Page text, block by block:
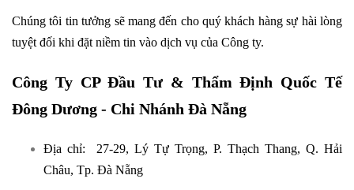
Chúng tôi tin tưởng sẽ mang đến cho quý khách hàng sự hài lòng
tuyệt đối khi đặt niềm tin vào dịch vụ của Công ty.
Công Ty CP Đầu Tư & Thẩm Định Quốc Tế
Đông Dương - Chi Nhánh Đà Nẵng
Địa chỉ: 27-29, Lý Tự Trọng, P. Thạch Thang, Q. Hải
Châu, Tp. Đà Nẵng